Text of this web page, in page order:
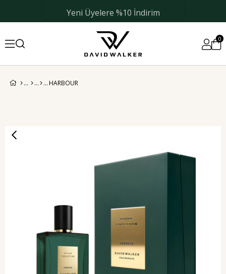
Yeni Üyelere %10 İndirim
0
HARBOUR